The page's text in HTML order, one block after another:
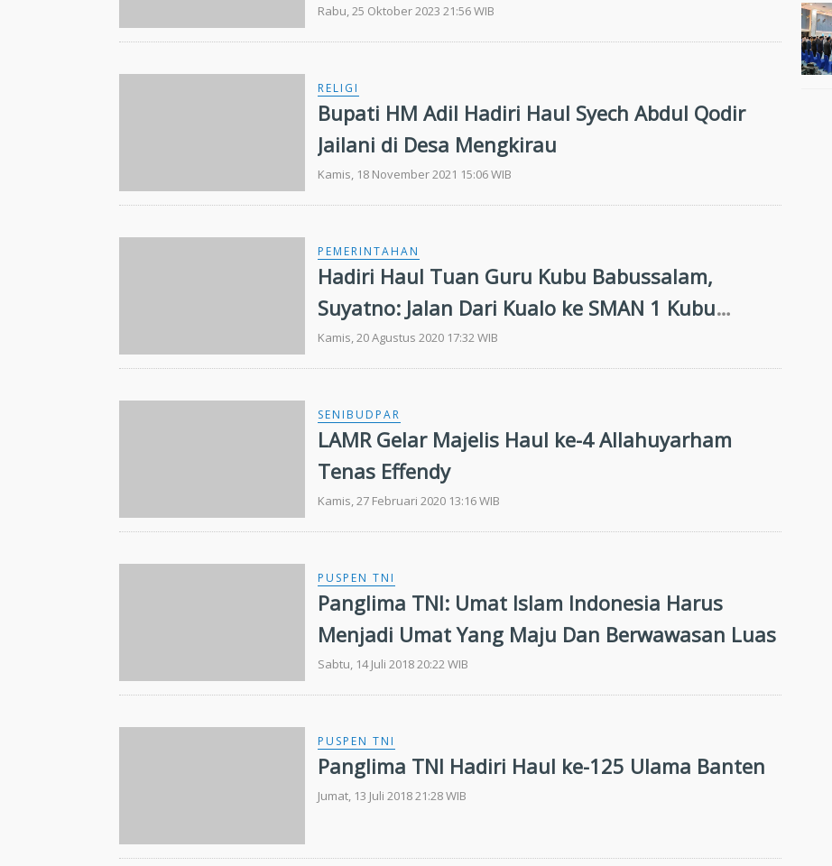
Rabu, 25 Oktober 2023 21:56 WIB
RELIGI
Bupati HM Adil Hadiri Haul Syech Abdul Qodir
Jailani di Desa Mengkirau
Kamis, 18 November 2021 15:06 WIB
PEMERINTAHAN
Hadiri Haul Tuan Guru Kubu Babussalam,
Suyatno: Jalan Dari Kualo ke SMAN 1 Kubu
Tahun Ini Dikerjakan
Kamis, 20 Agustus 2020 17:32 WIB
SENIBUDPAR
LAMR Gelar Majelis Haul ke-4 Allahuyarham
Tenas Effendy
Kamis, 27 Februari 2020 13:16 WIB
PUSPEN TNI
Panglima TNI: Umat Islam Indonesia Harus
Menjadi Umat Yang Maju Dan Berwawasan Luas
Sabtu, 14 Juli 2018 20:22 WIB
PUSPEN TNI
Panglima TNI Hadiri Haul ke-125 Ulama Banten
Jumat, 13 Juli 2018 21:28 WIB